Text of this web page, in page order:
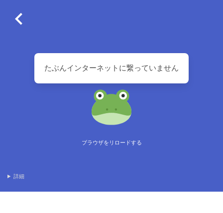
たぶんインターネットに繋っていません
ブラウザをリロードする
詳細